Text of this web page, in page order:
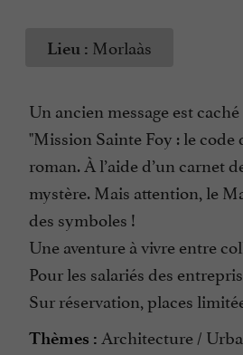
Lieu : Morlaàs
Un ancien message est
"Mission Sainte Foy : le
roman. À l’aide d’un carnet
mystère. Mais attention, le
des symboles !
Une aventure à vivre entre
Pour les salariés des
Sur réservation, places
Thèmes : Architecture /